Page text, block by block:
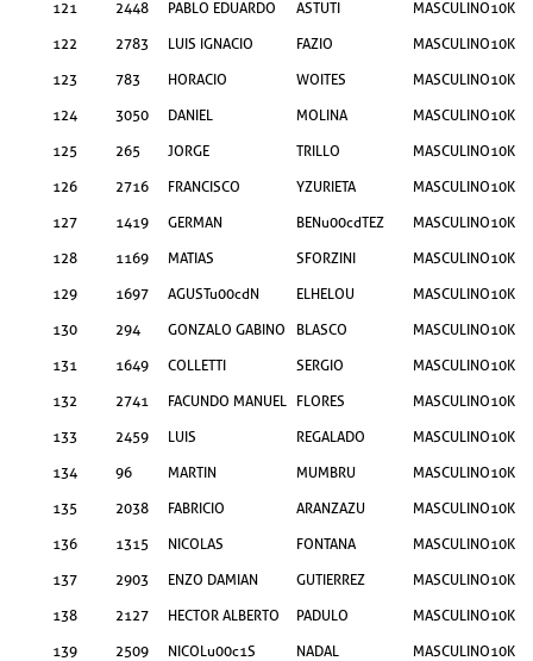
121
2448 PABLO EDUARDO ASTUTI MASCULINO10KM
122
2783 LUIS IGNACIO FAZIO MASCULINO10KM
123
783 HORACIO WOITES MASCULINO10KM
124
3050 DANIEL MOLINA MASCULINO10KM
125
265 JORGE TRILLO MASCULINO10KM
126
2716 FRANCISCO YZURIETA MASCULINO10KM
127
1419 GERMAN BENu00cdTEZ MASCULINO10KM
128
1169 MATIAS SFORZINI MASCULINO10KM
129
1697 AGUSTu00cdN ELHELOU MASCULINO10KM
130
294 GONZALO GABINO BLASCO MASCULINO10KM
131
1649 COLLETTI SERGIO MASCULINO10KM
132
2741 FACUNDO MANUEL FLORES MASCULINO10KM
133
2459 LUIS REGALADO MASCULINO10KM
134
96 MARTIN MUMBRU MASCULINO10KM
135
2038 FABRICIO ARANZAZU MASCULINO10KM
136
1315 NICOLAS FONTANA MASCULINO10KM
137
2903 ENZO DAMIAN GUTIERREZ MASCULINO10KM
138
2127 HECTOR ALBERTO PADULO MASCULINO10KM
139
2509 NICOLu00c1S NADAL MASCULINO10KM